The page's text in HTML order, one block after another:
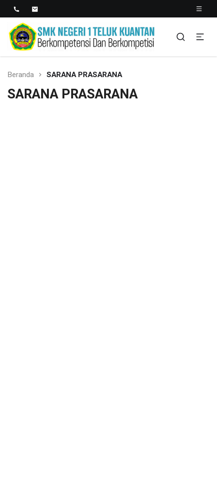
SMK NEGERI 1 TELUK
KUANTAN
Berkopetensi Dan Berkompetisi
Beranda SARANA PRASARANA
SARANA PRASARANA